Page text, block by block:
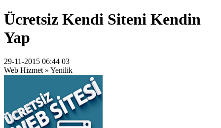
Ücretsiz Kendi Siteni Kendin
Yap
29-11-2015 06:44 03
Web Hizmet » Yenilik